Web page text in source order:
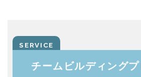
チームビルディングプ